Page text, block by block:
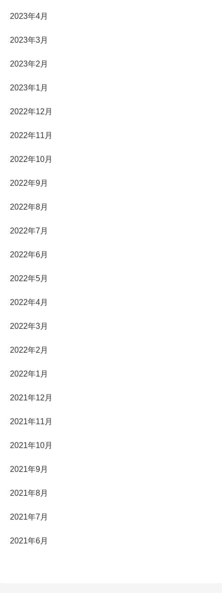
2023年4月
2023年3月
2023年2月
2023年1月
2022年12月
2022年11月
2022年10月
2022年9月
2022年8月
2022年7月
2022年6月
2022年5月
2022年4月
2022年3月
2022年2月
2022年1月
2021年12月
2021年11月
2021年10月
2021年9月
2021年8月
2021年7月
2021年6月